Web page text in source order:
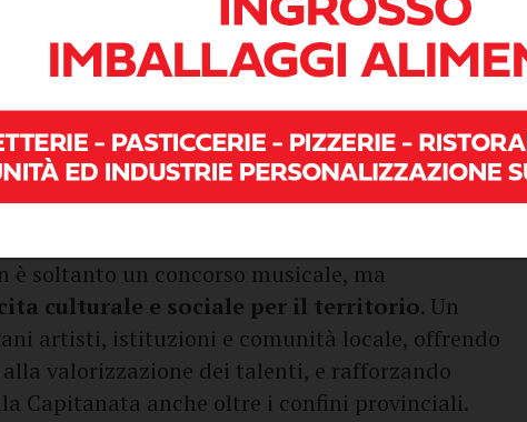
lo speaker
è soltanto un concorso musicale, ma
culturale e sociale per il territorio. Un
artisti, istituzioni e comunità locale, offrendo
valorizzazione dei talenti, e rafforzando
Capitanata anche oltre i confini provinciali.